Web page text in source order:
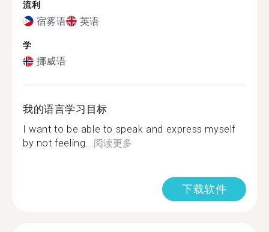
流利
宿雾语 英语
学
挪威语
我的语言学习目标
I want to be able to speak and express myself
by not feeling...阅读更多
下载软件